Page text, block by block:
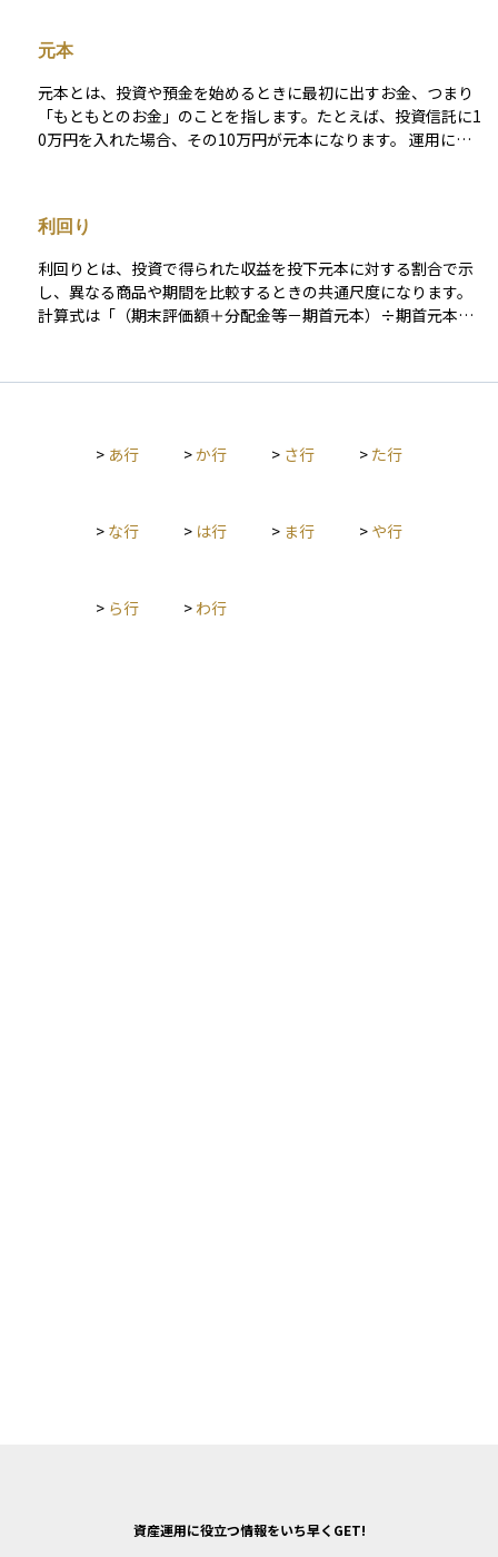
の優れた要素がある。 AA：信用力は極めて高く、優れた要素が
ある。 A：信用力は高く、部分的に優れた要素がある。 BBB：
信用力は十分であるが、将来環境が大きく変化する場合、注意
すべき要素がある。 BB：信用力は当面問題ないが、将来環境
が変化する場合、十分注意すべき要素がある。 B：信用力に問
行に陥っているか、その懸念が極めて強い。 C：発行体のすべ
元本
元本とは、投資や預金を始めるときに最初に出すお金、つまり
「もともとのお金」のことを指します。たとえば、投資信託に1
0万円を入れた場合、その10万円が元本になります。 運用によ
向け国債など）もありますが、多くの投資商品では元本保証が
ないため、どれくらいのリスクを取るかを理解しておくことが
大切です。
利回り
利回りとは、投資で得られた収益を投下元本に対する割合で示
し、異なる商品や期間を比較するときの共通尺度になります。
計算式は「（期末評価額＋分配金等－期首元本）÷期首元本」
ターンの二つに大別されます。 年間リターンは「ある１年間だ
ら売却・償還までの累積リターン」を示し、長期投資の成果を
そろすことで、複利効果を含めた公平な比較ができます。 債券
割合である配当利回り、不動産投資なら純賃料収入を物件価格
で割ったネット利回りと、対象資産ごとに計算対象は変わりま
> あ行 >か行 > さ行 > た行
> な行 > は行 > ま行 > や行
> ら行 > わ行
資産運用に役立つ情報をいち早くGET!